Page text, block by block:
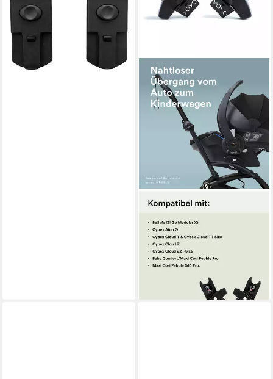
8,57 € UVP
-28%
lieferbar - in 1-2 Werktagen bei dir
STOKKE
Autositzadapter - Größe M,
Zur Verwendung mit dem
YOYO Kinderwagen
lieferbar - in 4-5 Werktagen bei dir